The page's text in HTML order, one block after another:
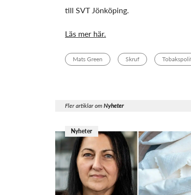
till SVT Jönköping.
Läs mer här.
Mats Green Skruf
Fler artiklar omNyheter
Nyheter